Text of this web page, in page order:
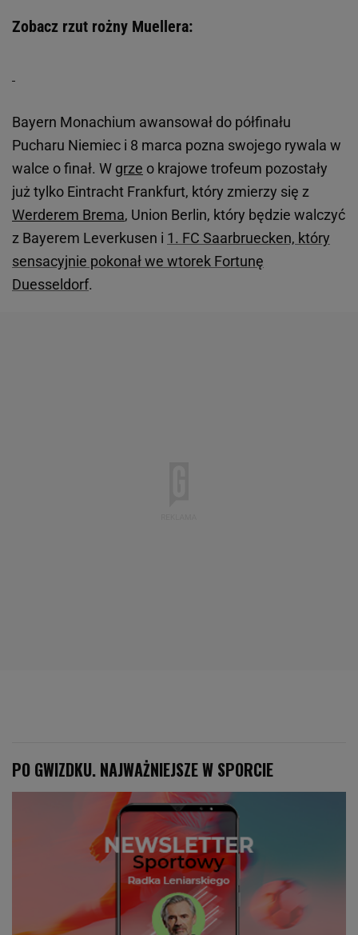
Zobacz rzut rożny Muellera:
Bayern Monachium awansował do półfinału
Pucharu Niemiec i 8 marca pozna swojego rywala w
walce o finał. W grze o krajowe trofeum pozostały
już tylko Eintracht Frankfurt, który zmierzy się z
Werderem Brema, Union Berlin, który będzie walczyć
z Bayerem Leverkusen i 1. FC Saarbruecken, który
sensacyjnie pokonał we wtorek Fortunę
Duesseldorf.